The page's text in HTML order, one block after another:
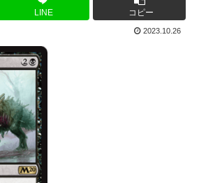
LINE コピー
2023.10.26